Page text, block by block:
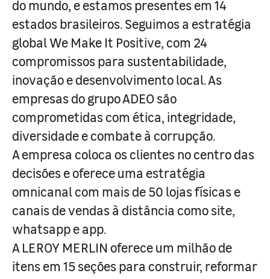
do mundo, e estamos presentes em 14
estados brasileiros. Seguimos a estratégia
global We Make It Positive, com 24
compromissos para sustentabilidade,
inovação e desenvolvimento local. As
empresas do grupo ADEO são
comprometidas com ética, integridade,
diversidade e combate à corrupção.
A empresa coloca os clientes no centro das
decisões e oferece uma estratégia
omnicanal com mais de 50 lojas físicas e
canais de vendas à distância como site,
whatsapp e app.
A LEROY MERLIN oferece um milhão de
itens em 15 seções para construir, reformar